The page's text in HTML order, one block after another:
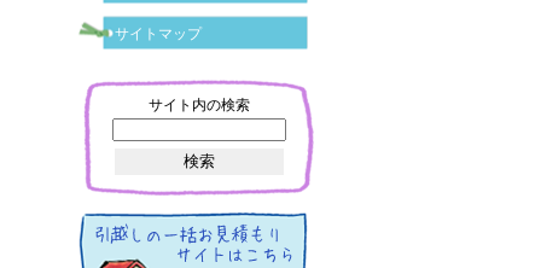
サイトマップ
サイト内の検索